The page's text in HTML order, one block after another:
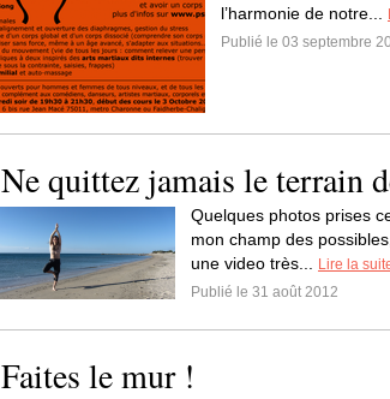
l’harmonie de notre...
Publié le 03 septembre
Ne quittez jamais le terrain
Quelques photos prises
mon champ des
une video très...
Lire la
Publié le 31 août 2012
Faites le mur !